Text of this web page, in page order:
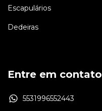
Escapulários
Dedeiras
Entre em contato
5531996552443